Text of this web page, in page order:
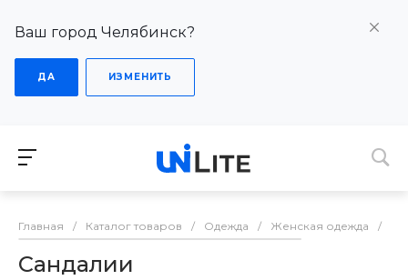
Ваш город Челябинск?
ДА ИЗМЕНИТЬ
Главная / Каталог товаров / Одежда / Женская одежда /
Сандалии